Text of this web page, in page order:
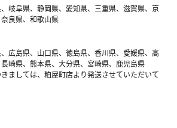
岐阜県、静岡県、愛知県、三重県、滋賀県、京
良県、和歌山県
広島県、山口県、徳島県、香川県、愛媛県、高
崎県、熊本県、大分県、宮崎県、鹿児島県
ましては、粕屋町店より発送させていただいて